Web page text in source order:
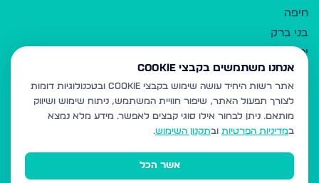
חיפה
בני ברק
ירושלים
אלעד
גבעת זאב
בית שמש
רכסים
מודיעין עילית
אנחנו משתמשים בקבצי Cookie
אתר רשות היחיד עושה שימוש בקבצי Cookie ובטכנולוגיות דומות
לצורך תפעול האתר, שיפור חוויית המשתמש, ניתוח שימוש ושיווק
מותאם. ניתן לבחור אילו סוגי קבצים לאפשר. מידע מלא נמצא
במדיניות הפרטיות ובתקנון השימוש.
אשר הכל